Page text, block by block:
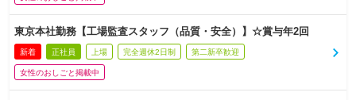
東京本社勤務【工場監査スタッフ（品質・安全）】☆賞与年2回
新着 正社員 上場 完全週休2日制 第二新卒歓迎
女性のおしごと掲載中